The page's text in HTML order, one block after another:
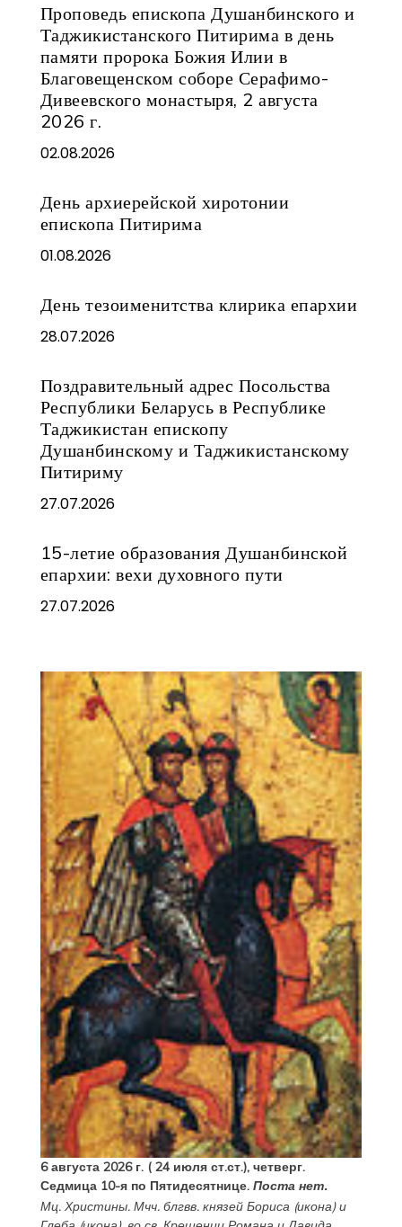
Проповедь епископа Душанбинского и
Таджикистанского Питирима в день
памяти пророка Божия Илии в
Благовещенском соборе Серафимо-
Дивеевского монастыря, 2 августа
2026 г.
02.08.2026
День архиерейской хиротонии
епископа Питирима
01.08.2026
День тезоименитства клирика епархии
28.07.2026
Поздравительный адрес Посольства
Республики Беларусь в Республике
Таджикистан епископу
Душанбинскому и Таджикистанскому
Питириму
27.07.2026
15-летие образования Душанбинской
епархии: вехи духовного пути
27.07.2026
6 августа 2026 г. ( 24 июля ст.ст.), четверг.
Седмица 10-я по Пятидесятнице. Поста нет.
Мц. Христины. Мчч. блгвв. князей Бориса(икона) и